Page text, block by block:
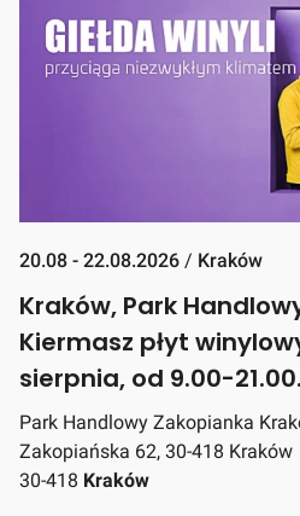
20.08 - 22.08.2026 / Kraków
Kraków, Park
Kiermasz płyt
sierpnia, od 9.00-21.00.
Park Handlowy Zakopianka
Zakopiańska 62, 30-418 Kraków
30-418 Kraków